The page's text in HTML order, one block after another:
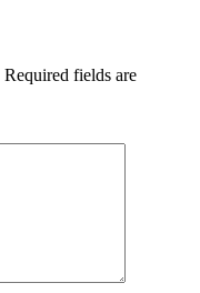
Required fields are